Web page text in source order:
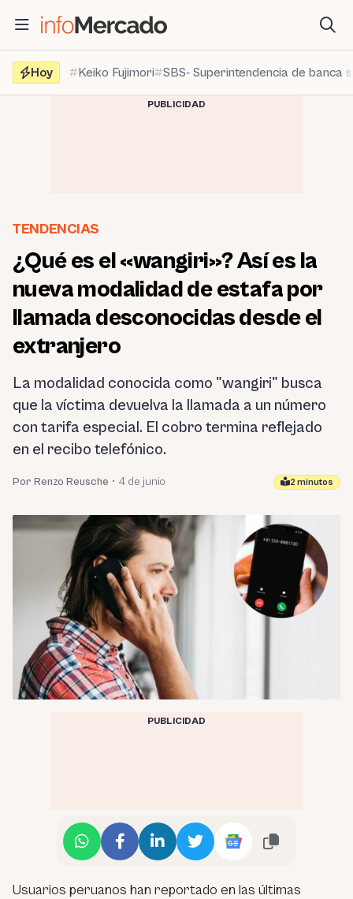
contenido
Hoy
Keiko Fujimori SBS- Superintendencia de banca
PUBLICIDAD
TENDENCIAS
¿Qué es el «wangiri»? Así es la
nueva modalidad de estafa por
llamada desconocidas desde el
extranjero
La modalidad conocida como "wangiri" busca
que la víctima devuelva la llamada a un número
con tarifa especial. El cobro termina reflejado
en el recibo telefónico.
Por Renzo Reusche • 4 de junio 2 minutos
PUBLICIDAD
Usuarios peruanos han reportado en las últimas